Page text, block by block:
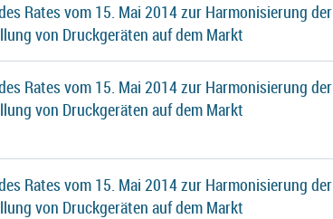
Rates vom 15. Mai 2014 zur Harmonisierung der
von Druckgeräten auf dem Markt
Rates vom 15. Mai 2014 zur Harmonisierung der
von Druckgeräten auf dem Markt
Rates vom 15. Mai 2014 zur Harmonisierung der
von Druckgeräten auf dem Markt